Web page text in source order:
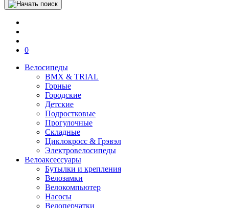
0
Велосипеды
BMX & TRIAL
Горные
Городские
Детские
Подростковые
Прогулочные
Складные
Циклокросс & Грэвэл
Электровелосипеды
Велоаксессуары
Бутылки и крепления
Велозамки
Велокомпьютер
Насосы
Велоперчатки